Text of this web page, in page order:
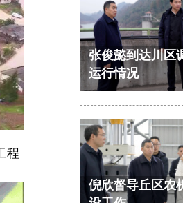
程
张俊懿到达川区
运行情况
倪欣督导丘区农